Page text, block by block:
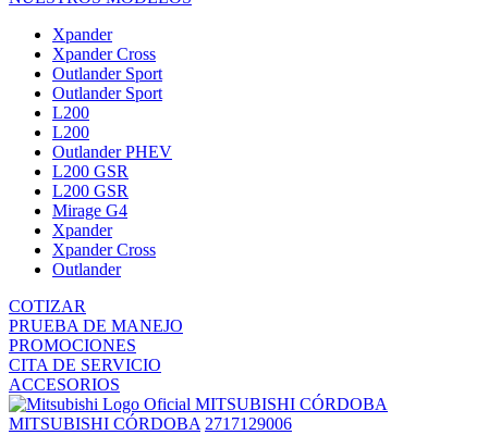
Xpander
Xpander Cross
Outlander Sport
Outlander Sport
L200
L200
Outlander PHEV
L200 GSR
L200 GSR
Mirage G4
Xpander
Xpander Cross
Outlander
COTIZAR
PRUEBA DE MANEJO
PROMOCIONES
CITA DE SERVICIO
ACCESORIOS
MITSUBISHI CÓRDOBA
MITSUBISHI CÓRDOBA 2717129006